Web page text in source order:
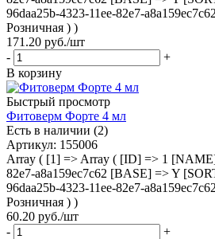
96daa25b-4323-11ee-82e7-
Розничная ) )
171.20 руб./шт
-
+
В корзину
Быстрый просмотр
Фитоверм Форте 4 мл
Есть в наличии (2)
Артикул: 155006
Array ( [1] => Array ( [ID] => 1 [NAME]
82e7-a8a159ec7c62 [BASE] => Y
96daa25b-4323-11ee-82e7-
Розничная ) )
60.20 руб./шт
-
+